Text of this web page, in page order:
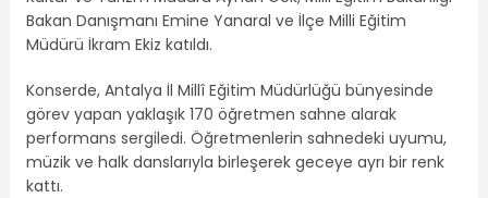
Bakan Danışmanı Emine Yanaral ve İlçe Milli Eğitim
Müdürü İkram Ekiz katıldı.
Konserde, Antalya İl Millî Eğitim Müdürlüğü bünyesinde
görev yapan yaklaşık 170 öğretmen sahne alarak
performans sergiledi. Öğretmenlerin sahnedeki uyumu,
müzik ve halk danslarıyla birleşerek geceye ayrı bir renk
kattı.